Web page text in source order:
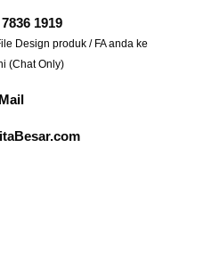
1919
Design produk / FA anda ke
(Chat Only)